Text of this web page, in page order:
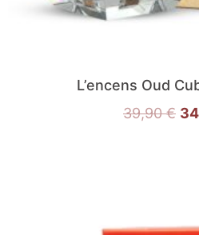
L’encens Oud
39,90€